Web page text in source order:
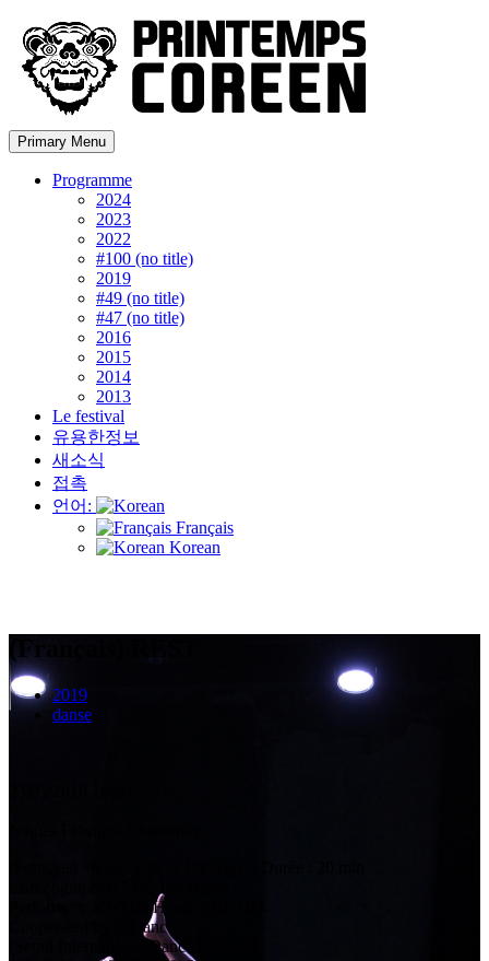
Primary Menu
Programme
2024
2023
2022
#100 (no title)
2019
#49 (no title)
#47 (no title)
2016
2015
2014
2013
Le festival
유용한정보
새소식
접촉
언어:
Français
Korean
(Français) REST
2019
danse
Performers: KWON Hyuk, LEE Hak
Cooperated by SIDance
(Seoul International Dance Festival)